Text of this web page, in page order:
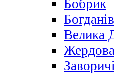
Бобрик
Велика